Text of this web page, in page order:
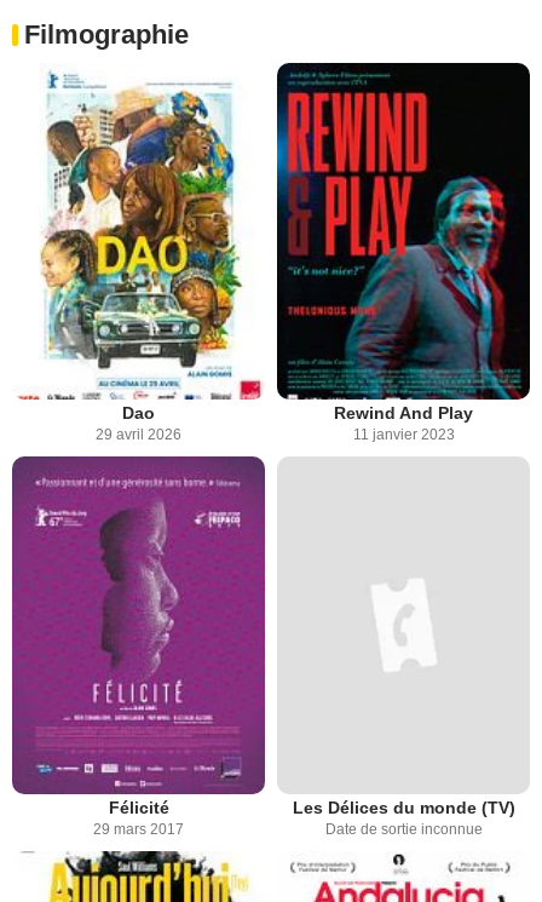
Filmographie
Dao
29 avril 2026
Rewind And Play
11 janvier 2023
Félicité
29 mars 2017
Les Délices du monde (TV)
Date de sortie inconnue